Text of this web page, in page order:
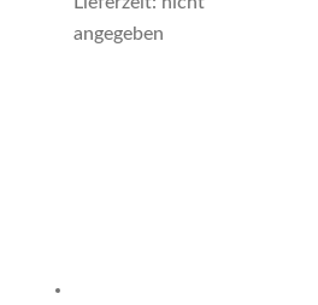
angegeben